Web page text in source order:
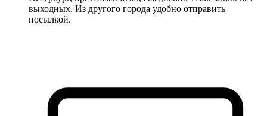
выходных. Из другого города удобно отправить
посылкой.